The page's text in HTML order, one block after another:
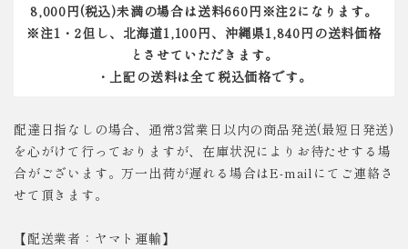
8,000円(税込)未満の場合は送料660円※注2になります。
※注1・2但し、北海道1,100円、沖縄県1,840円の送料価格
とさせていただきます。
・上記の送料は全て税込価格です。
配達日指なしの場合、通常3営業日以内の商品発送(最短日発送)
を心がけて行っておりますが、在庫状況によりお待たせする場
合がございます。万一出荷が遅れる場合はE-mailにてご連絡さ
せて頂きます。
【配送業者：ヤマト運輸】